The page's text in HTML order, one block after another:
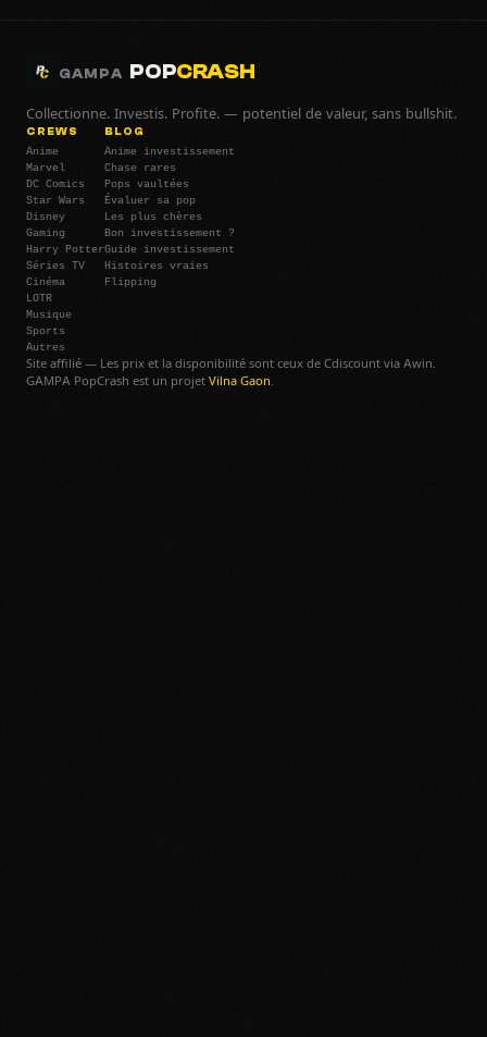
GAMPA POPCRASH
Collectionne. Investis. Profite. — potentiel de valeur, sans bullshit.
CREWS
Anime
Marvel
DC Comics
Star Wars
Disney
Gaming
Harry Potter
Séries TV
Cinéma
LOTR
Musique
Sports
Autres
BLOG
Anime investissement
Chase rares
Pops vaultées
Évaluer sa pop
Les plus chères
Bon investissement ?
Guide investissement
Histoires vraies
Flipping
Site affilié — Les prix et la disponibilité sont ceux de Cdiscount via Awin.
GAMPA PopCrash est un projet Vilna Gaon.